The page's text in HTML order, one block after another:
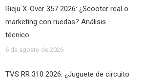
Rieju X-Over 357 2026: ¿Scooter real o
marketing con ruedas? Análisis
técnico
6 de agosto de 2026
TVS RR 310 2026: ¿Juguete de circuito